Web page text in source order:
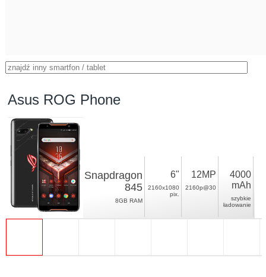
Asus ROG Phone
Snapdragon
845
8GB RAM
6"
2160x1080
pix.
12MP
2160p@30
4000
mAh
szybkie
ładowanie